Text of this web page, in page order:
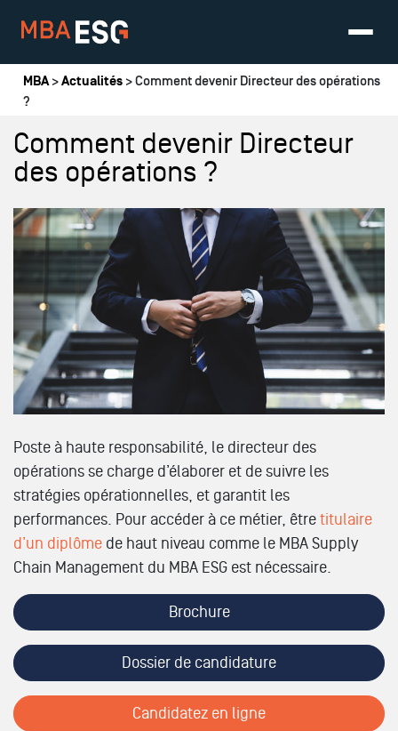
Vous êtes ici
MBA>Actualités > Comment devenir Directeur des opérations
?
Comment devenir Directeur
des opérations ?
Poste à haute responsabilité, le directeur des
opérations se charge d’élaborer et de suivre les
stratégies opérationnelles, et garantit les
performances. Pour accéder à ce métier, être titulaire
d’un diplôme de haut niveau comme le MBA Supply
Chain Management du MBA ESG est nécessaire.
Brochure
Dossier de candidature
Candidatez en ligne